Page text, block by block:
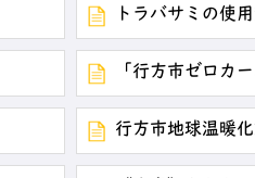
トラバサミの使
「行方市ゼロカ
行方市地球温暖